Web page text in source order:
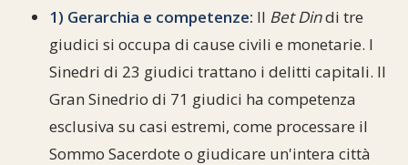
1) Gerarchia e competenze: Il Bet Dindi tre
giudici si occupa di cause civili e monetarie. I
Sinedri di 23 giudici trattano i delitti capitali. Il
Gran Sinedrio di 71 giudici ha competenza
esclusiva su casi estremi, come processare il
Sommo Sacerdote o giudicare un'intera città